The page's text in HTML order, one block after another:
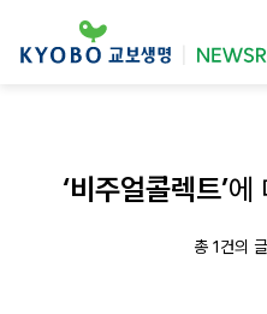
‘비주얼콜렉트’에
총 1건의